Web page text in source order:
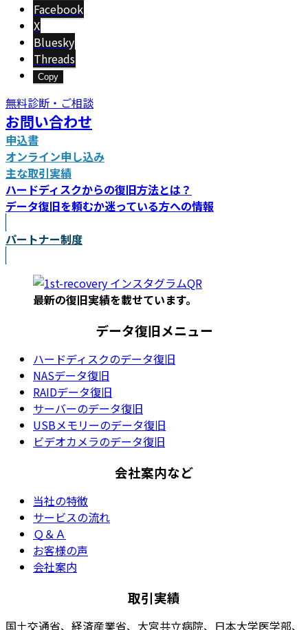
Facebook
X
Bluesky
Threads
Copy
無料診断・ご相談
お問い合わせ
申込書
オンライン申し込み
主な取引実績
ハードディスクからの復旧方法とは？
データ復旧を頼むか迷っている方への情報
パートナー制度
最新の復旧実績を載せています。
データ復旧メニュー
ハードディスクのデータ復旧
NASデータ復旧
RAIDデータ復旧
サーバーのデータ復旧
USBメモリーのデータ復旧
ビデオカメラのデータ復旧
会社案内など
当社の特徴
サービスの流れ
Ｑ＆Ａ
お客様の声
会社案内
取引実績
国土交通省、経済産業省、大宮共立病院、日本大学医学部、